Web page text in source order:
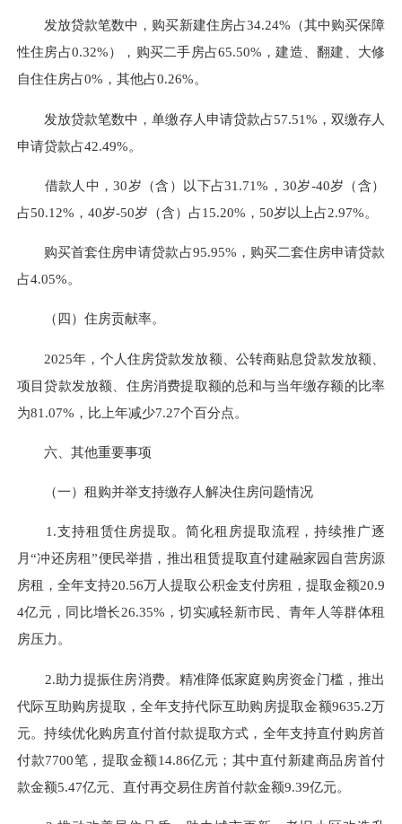
发放贷款笔数中，购买新建住房占34.24%（其中购买保障
性住房占0.32%），购买二手房占65.50%，建造、翻建、大修
自住住房占0%，其他占0.26%。
发放贷款笔数中，单缴存人申请贷款占57.51%，双缴存人
申请贷款占42.49%。
借款人中，30岁（含）以下占31.71%，30岁-40岁（含）
占50.12%，40岁-50岁（含）占15.20%，50岁以上占2.97%。
购买首套住房申请贷款占95.95%，购买二套住房申请贷款
占4.05%。
（四）住房贡献率。
2025年，个人住房贷款发放额、公转商贴息贷款发放额、
项目贷款发放额、住房消费提取额的总和与当年缴存额的比率
为81.07%，比上年减少7.27个百分点。
六、其他重要事项
（一）租购并举支持缴存人解决住房问题情况
1.支持租赁住房提取。简化租房提取流程，持续推广逐
月“冲还房租”便民举措，推出租赁提取直付建融家园自营房源
房租 ，全年支持20.56万人提取公积金支付房租 ， 提取金额20.9
4亿元，同比增长26.35% ，切实减轻新市民、青年人等群体租
房压力 。
2.助力提振住房消费。 精准降低家庭购房资金门槛， 推出
代际互助购房提取 ，全年支持代际互助购房提取金额9635.2万
元。持续优化购房直付首付款提取方式， 全年支持直付购房首
付款7700笔，提取金额14.86亿元；其中直付新建商品房首付
款金额5.47亿元
直付再交易住房首付款金额9.39亿元。